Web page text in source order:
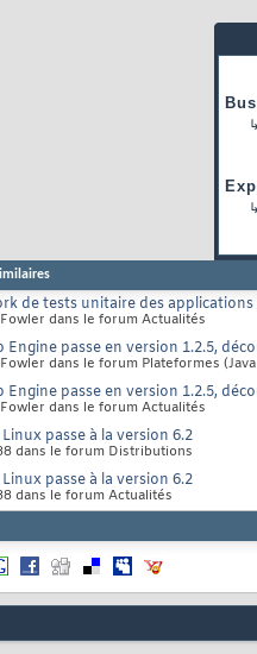
↳
↳
de tests unitaire des
dans le forum Actualités
Engine passe en version 1.2.5,
dans le forum Plateformes
Engine passe en version 1.2.5,
dans le forum Actualités
passe à la version 6.2
dans le forum Distributions
passe à la version 6.2
dans le forum Actualités